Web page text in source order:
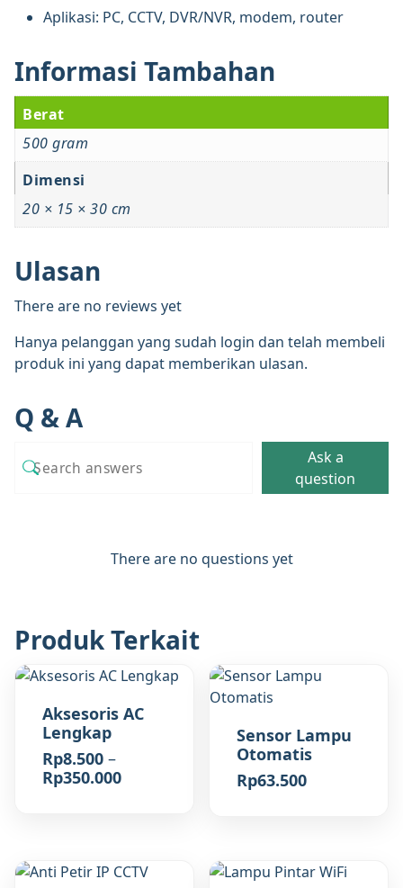
Aplikasi: PC, CCTV, DVR/NVR, modem, router
Informasi Tambahan
Berat
500 gram
Dimensi
20 × 15 × 30 cm
Ulasan
There are no reviews yet
Hanya pelanggan yang sudah login dan telah membeli
produk ini yang dapat memberikan ulasan.
Q & A
Ask a
question
There are no questions yet
Produk Terkait
Aksesoris AC
Lengkap
Rp8.500 –
Rp350.000Rentang
Sensor Lampu
Otomatis
Rp63.500